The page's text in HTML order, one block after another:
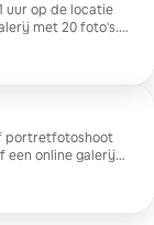
uur op de locatie
met 20 foto's.
tegen
portretfotoshoot
een online galerij
€ 300.